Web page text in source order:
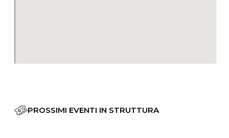
PROSSIMI EVENTI IN STRUTTURA